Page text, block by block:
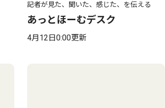
記者が見た、聞いた、感じた、を伝える
あっとほーむデスク
4月12日0:00更新